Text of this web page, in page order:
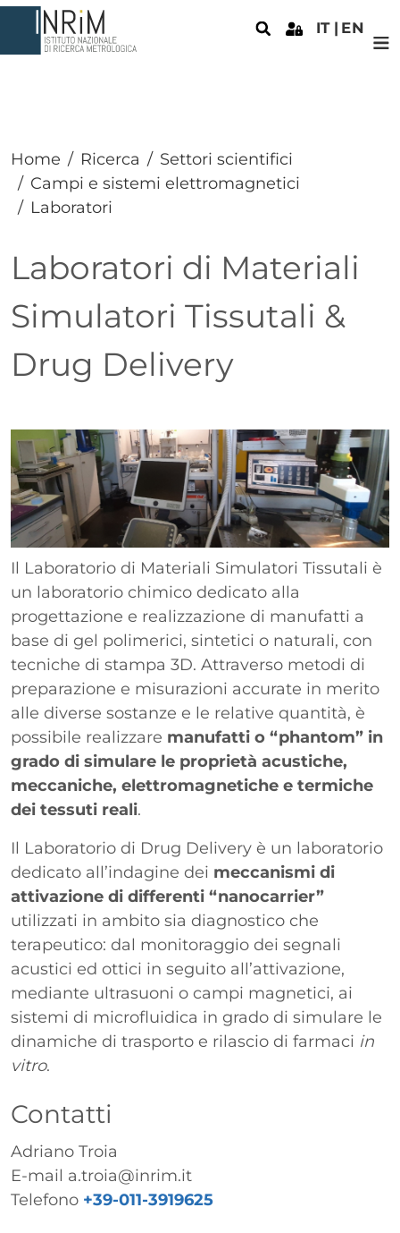
Salta al contenuto principale
IT EN
Home Ricerca
Settori scientifici
Campi e sistemi elettromagnetici
Laboratori
Laboratori di Materiali
Simulatori Tissutali &
Drug Delivery
Paragrafo
Immagine
Il Laboratorio di Materiali Simulatori Tissutali è
un laboratorio chimico dedicato alla
progettazione e realizzazione di manufatti a
base di gel polimerici, sintetici o naturali, con
tecniche di stampa 3D. Attraverso metodi di
preparazione e misurazioni accurate in merito
alle diverse sostanze e le relative quantità, è
possibile realizzare manufatti o “phantom” in
grado di simulare le proprietà acustiche,
meccaniche, elettromagnetiche e termiche
dei tessuti reali.
Il Laboratorio di Drug Delivery è un laboratorio
dedicato all’indagine dei meccanismi di
attivazione di differenti “nanocarrier”
utilizzati in ambito sia diagnostico che
terapeutico: dal monitoraggio dei segnali
acustici ed ottici in seguito all’attivazione,
mediante ultrasuoni o campi magnetici, ai
sistemi di microfluidica in grado di simulare le
dinamiche di trasporto e rilascio di farmaci in
vitro.
Contatti
Adriano Troia
E-mail a.troia@inrim.it
Telefono +39-011-3919625